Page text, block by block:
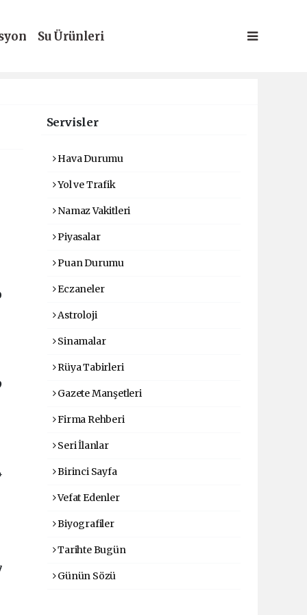
Su Ürünleri
Servisler
Hava Durumu
Yol ve Trafik
Namaz Vakitleri
Piyasalar
Puan Durumu
Eczaneler
Astroloji
Sinamalar
Rüya Tabirleri
Gazete Manşetleri
Firma Rehberi
Seri İlanlar
Birinci Sayfa
Vefat Edenler
Biyografiler
Tarihte Bugün
Günün Sözü